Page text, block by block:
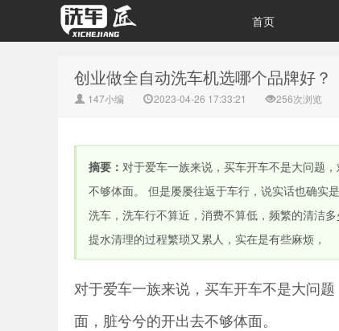
首页
创业做全自动洗车机选哪个品牌好？
147小编 2023-04-26 17:33:21 256次浏览
摘要： 对于爱车一族来说，买车开车不是大问题
不够体面。 但是屡屡往返于车行，说实话也确实
洗车，洗车行不算近，消费不算低，频繁的清洁
提水清理的过程繁琐又累人，实在是有些麻烦，
对于爱车一族来说，买车开车不是大问
面，脏兮兮的开出去不够体面。